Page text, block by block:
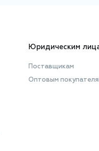
Юридическим
Поставщикам
Оптовым